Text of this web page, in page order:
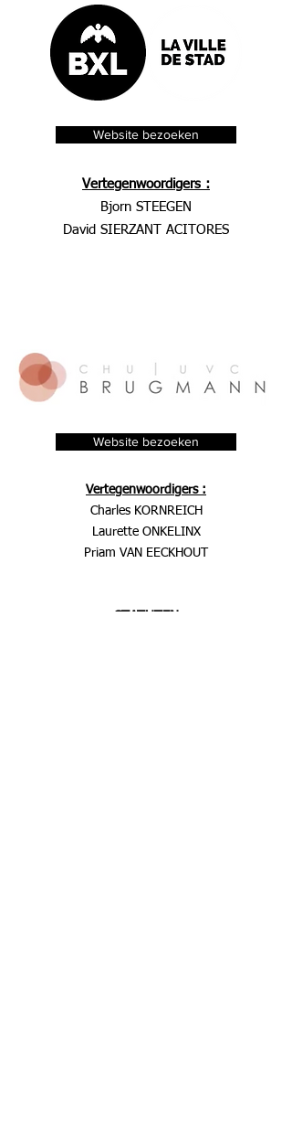
Website bezoeken
Vertegenwoordigers :
Bjorn STEEGEN
David SIERZANT ACITORES
Website bezoeken
Vertegenwoordigers :
Charles KORNREICH
Laurette ONKELINX
Priam VAN EECKHOUT